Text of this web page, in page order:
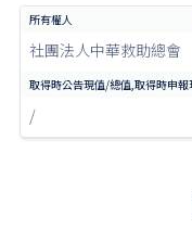
社團法人中華救助總會
/